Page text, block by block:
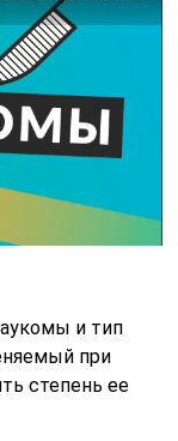
и тип
при
степень ее